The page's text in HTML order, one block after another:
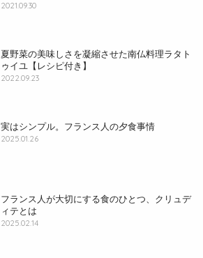
2021.09.30
夏野菜の美味しさを凝縮させた南仏料理ラタト
ゥイユ【レシピ付き】
2022.09.23
実はシンプル。フランス人の夕食事情
2025.01.26
フランス人が大切にする食のひとつ、クリュデ
ィテとは
2025.02.14